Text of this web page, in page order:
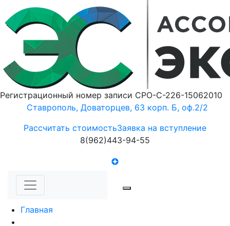
Регистрационный номер записи СРО-С-226-15062010
Ставрополь, Доваторцев, 63 корп. Б, оф.2/2
Рассчитать стоимостьЗаявка на вступление
8(962)443-94-55
Главная